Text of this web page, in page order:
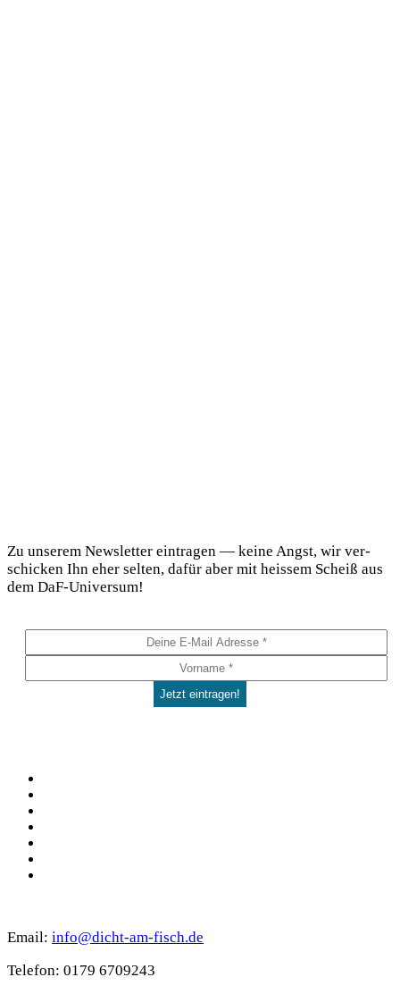
Zu unse­rem News­let­ter ein­tra­gen — kei­ne Angst, wir ver­
schi­cken Ihn eher sel­ten, dafür aber mit heis­sem Scheiß aus
dem DaF-Universum!
Email: info@dicht-am-fisch.de
Tele­fon: 0179 6709243